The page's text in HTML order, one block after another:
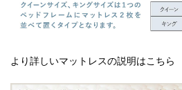
より詳しいマットレスの説明はこちら